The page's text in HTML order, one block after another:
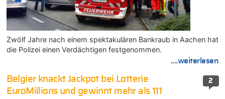
Zwölf Jahre nach einem spektakulären Bankraub in Aachen hat
die Polizei einen Verdächtigen festgenommen.
....weiterlesen
2
Belgier knackt Jackpot bei Lotterie
EuroMillions und gewinnt mehr als 111